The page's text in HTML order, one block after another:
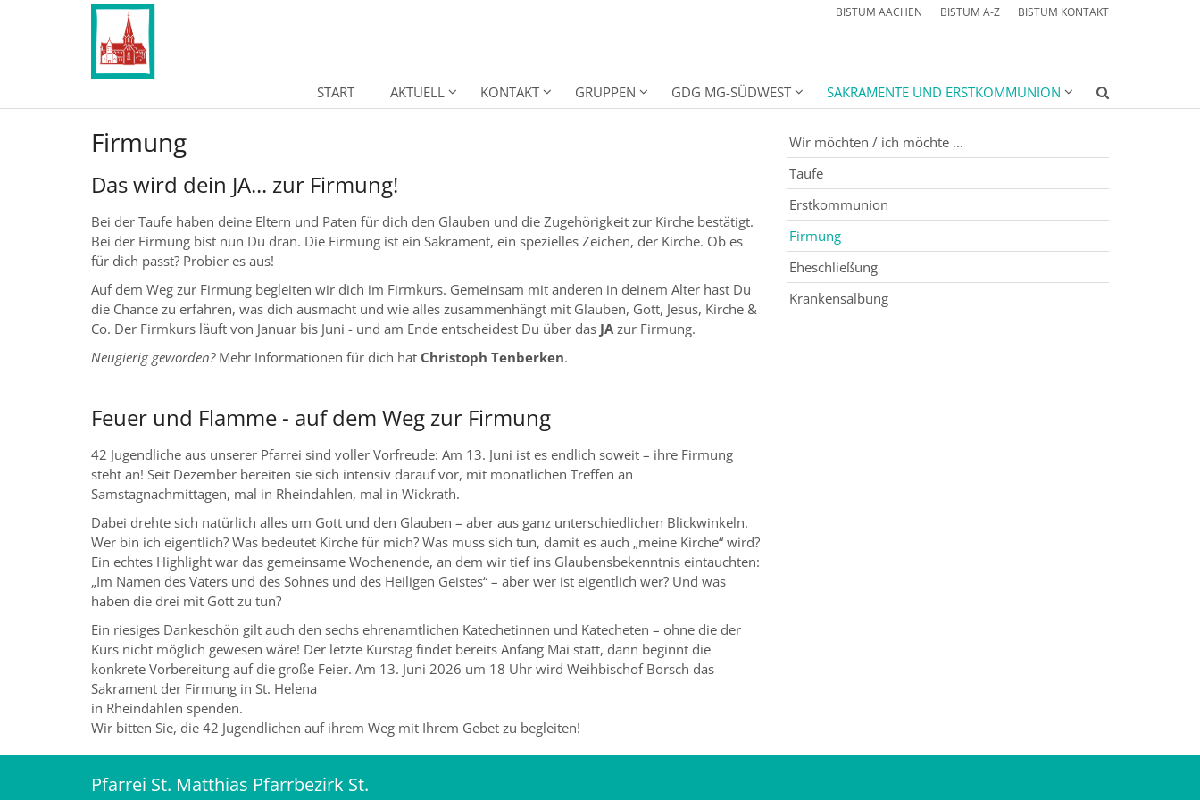
Zum Inhalt springen BISTUM AACHEN BISTUM A-Z BISTUM KONTAKT
START AKTUELL KONTAKT GRUPPEN GDG MG-SÜDWEST SAKRAMENTE UND ERSTKOMMUNION
Firmung
Das wird dein JA... zur Firmung!
Bei der Taufe haben deine Eltern und Paten für dich den Glauben und die Zugehörigkeit zur Kirche bestätigt.
Bei der Firmung bist nun Du dran. Die Firmung ist ein Sakrament, ein spezielles Zeichen, der Kirche. Ob es
für dich passt? Probier es aus!
Auf dem Weg zur Firmung begleiten wir dich im Firmkurs. Gemeinsam mit anderen in deinem Alter hast Du
die Chance zu erfahren, was dich ausmacht und wie alles zusammenhängt mit Glauben, Gott, Jesus, Kirche &
Co. Der Firmkurs läuft von Januar bis Juni - und am Ende entscheidest Du über das JA zur Firmung.
Neugierig geworden?Mehr Informationen für dich hat Christoph Tenberken.
Feuer und Flamme - auf dem Weg zur Firmung
42 Jugendliche aus unserer Pfarrei sind voller Vorfreude: Am 13. Juni ist es endlich soweit – ihre Firmung
steht an! Seit Dezember bereiten sie sich intensiv darauf vor, mit monatlichen Treffen an
Samstagnachmittagen, mal in Rheindahlen, mal in Wickrath.
Dabei drehte sich natürlich alles um Gott und den Glauben – aber aus ganz unterschiedlichen Blickwinkeln.
Wer bin ich eigentlich? Was bedeutet Kirche für mich? Was muss sich tun, damit es auch „meine Kirche“ wird?
Ein echtes Highlight war das gemeinsame Wochenende, an dem wir tief ins Glaubensbekenntnis eintauchten:
„Im Namen des Vaters und des Sohnes und des Heiligen Geistes“ – aber wer ist eigentlich wer? Und was
haben die drei mit Gott zu tun?
Ein riesiges Dankeschön gilt auch den sechs ehrenamtlichen Katechetinnen und Katecheten – ohne die der
Kurs nicht möglich gewesen wäre! Der letzte Kurstag findet bereits Anfang Mai statt, dann beginnt die
konkrete Vorbereitung auf die große Feier. Am 13. Juni 2026 um 18 Uhr wird Weihbischof Borsch das
Sakrament der Firmung in St. Helena
in Rheindahlen spenden.
Wir bitten Sie, die 42 Jugendlichen auf ihrem Weg mit Ihrem Gebet zu begleiten!
Wir möchten / ich möchte ...
Taufe
Erstkommunion
Firmung
Eheschließung
Krankensalbung
Pfarrei St. Matthias Pfarrbezirk St.